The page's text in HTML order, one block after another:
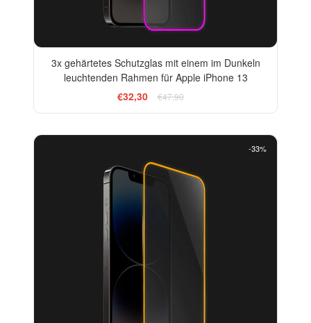
3x gehärtetes Schutzglas mit einem im Dunkeln
leuchtenden Rahmen für Apple iPhone 13
€32,30
€47,90
-33%